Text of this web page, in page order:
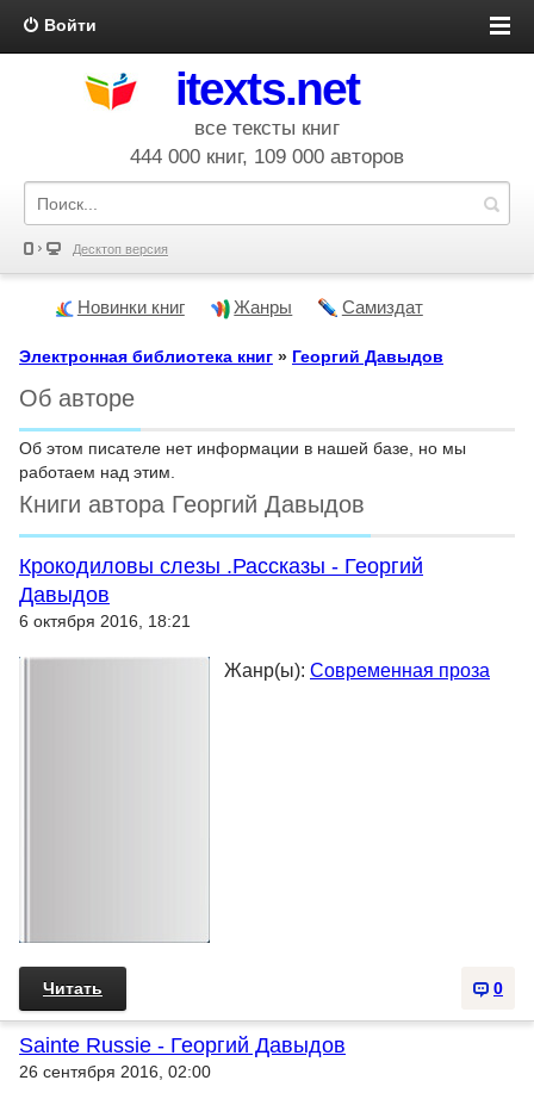
Войти
itexts.net
все тексты книг
444 000 книг, 109 000 авторов
Десктоп версия
Новинки книг Жанры Самиздат
Электронная библиотека книг » Георгий Давыдов
Об авторе
Об этом писателе нет информации в нашей базе, но мы
работаем над этим.
Книги автора Георгий Давыдов
Крокодиловы слезы .Рассказы - Георгий
Давыдов
6 октября 2016, 18:21
Жанр(ы): Современная проза
0
Читать
Sainte Russie - Георгий Давыдов
26 сентября 2016, 02:00